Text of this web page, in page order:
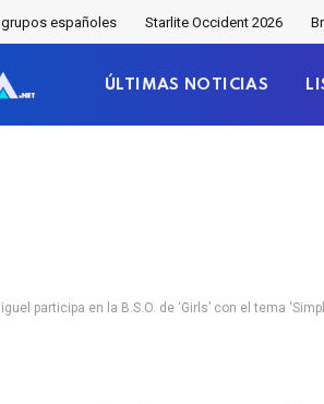
españoles Starlite Occident 2026
ÚLTIMAS NOTICIAS
participa en la B.S.O. de ‘Girls’ con el tema